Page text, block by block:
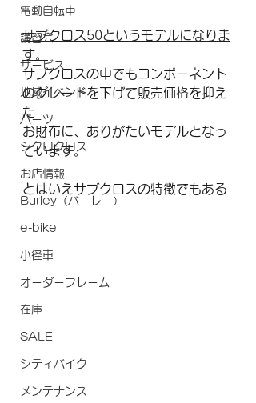
電動自転車
講習会
サービス
地域イベント
パーツ
シクロクロス
お店情報
Burley（バーレー）
e-bike
小径車
オーダーフレーム
在庫
SALE
シティバイク
メンテナンス
サブクロス50というモデルになりま
す。
サブクロスの中でもコンポーネント
のグレードを下げて販売価格を抑え
た
お財布に、ありがたいモデルとなっ
ています。
とはいえサブクロスの特徴でもある